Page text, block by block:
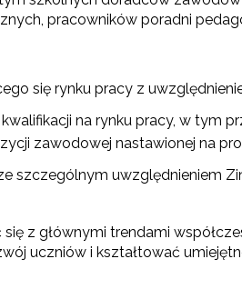
pracowników poradni
się rynku pracy z
na rynku pracy, w tym
zawodowej nastawionej na
szczególnym uwzględnieniem
z głównymi trendami
uczniów i kształtować